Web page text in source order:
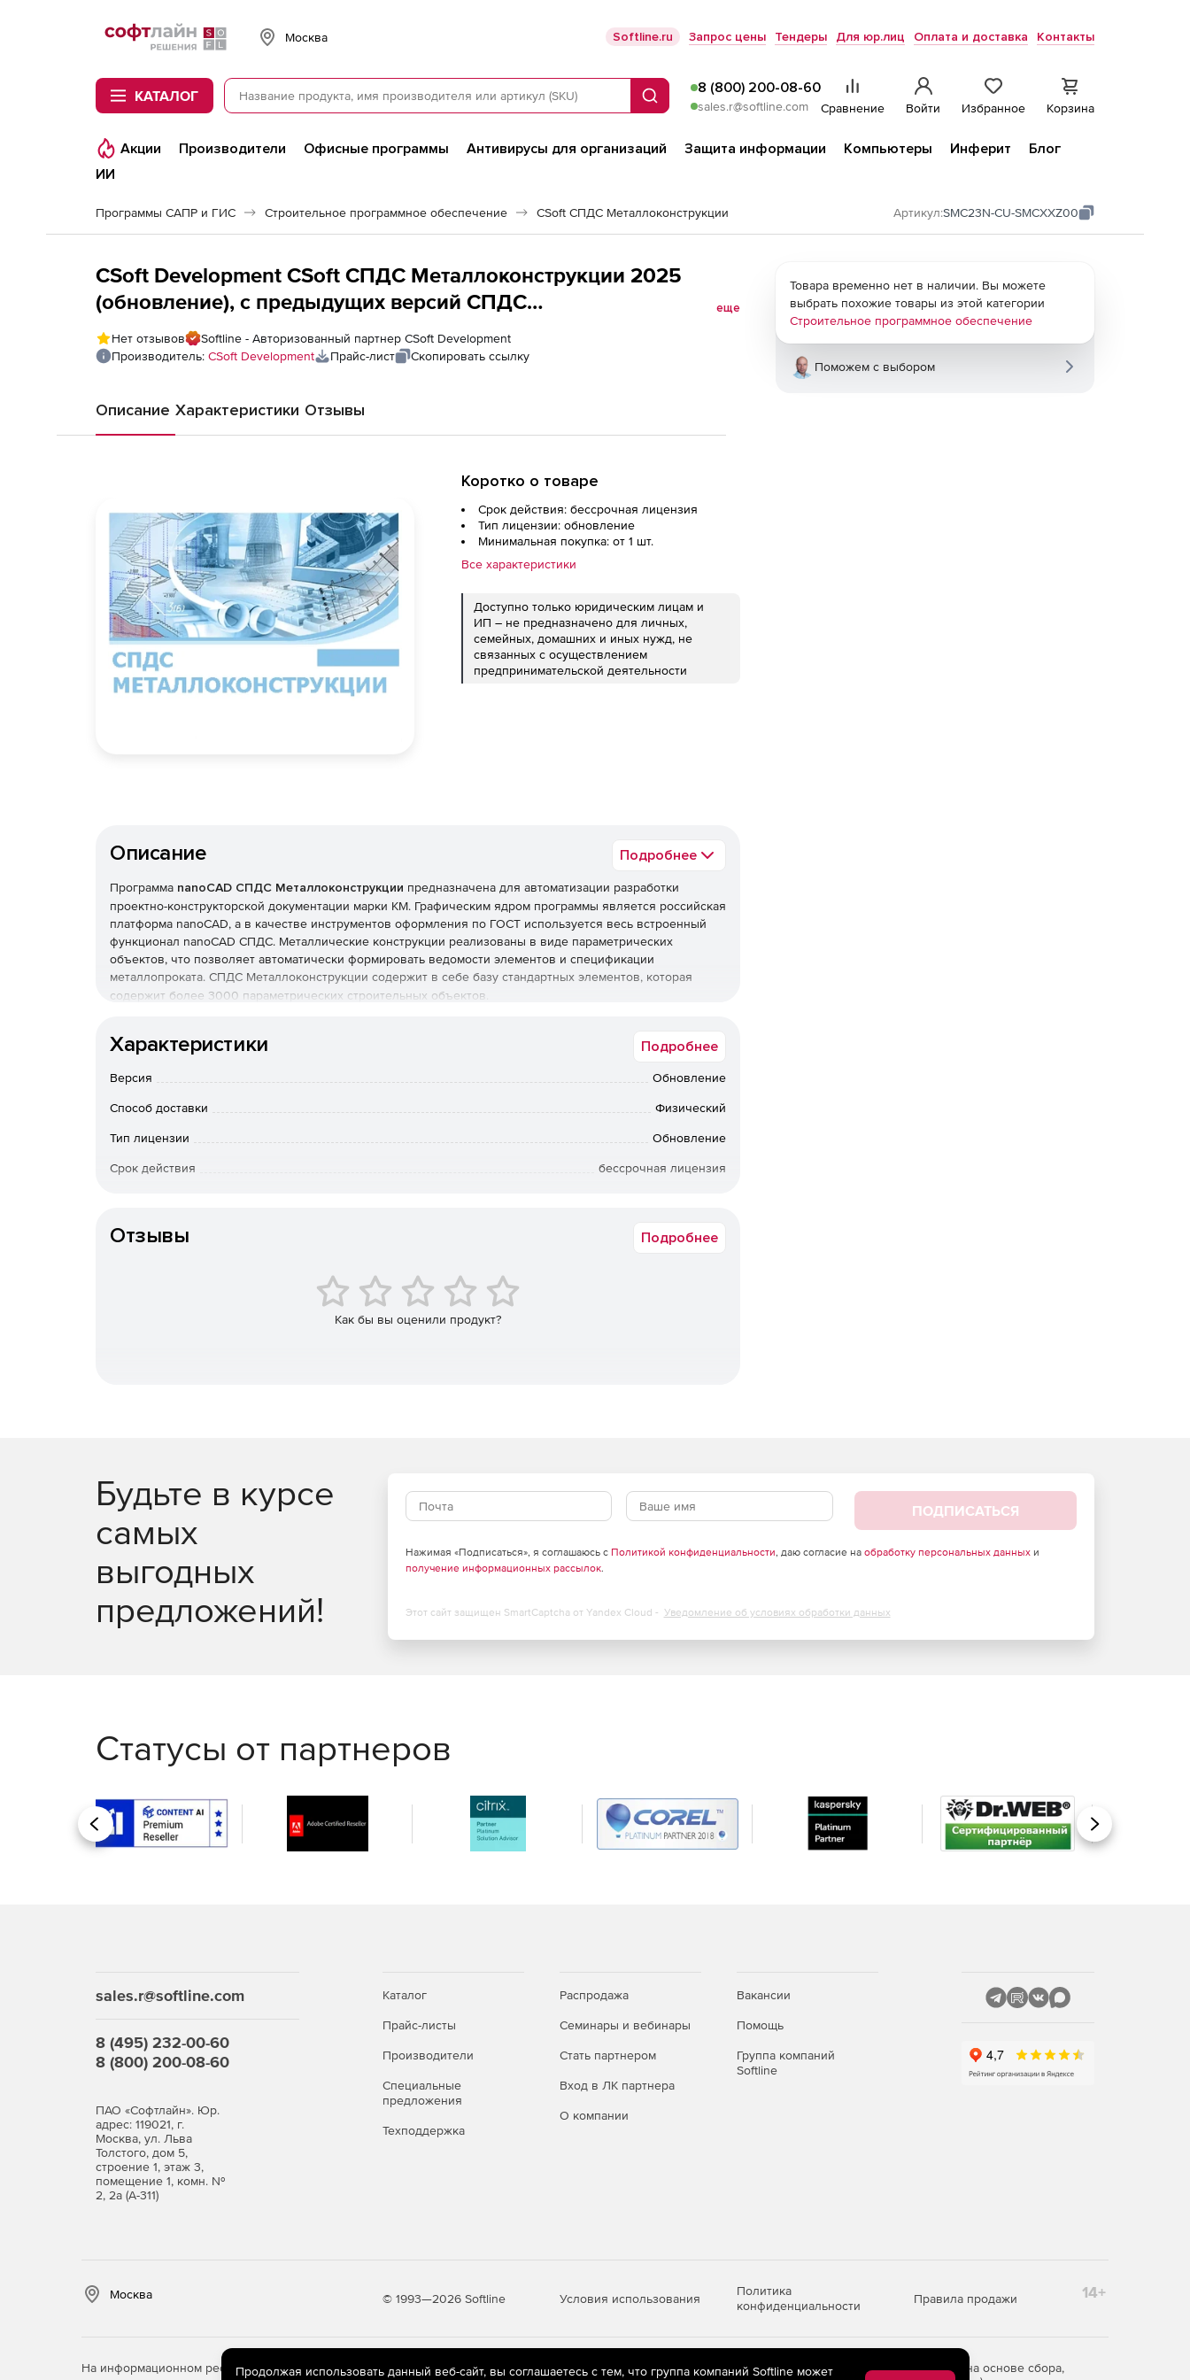
Softline
Москва Softline.ru Запрос цены Тендеры Для юр.лиц Оплата и доставка Контакты
КАТАЛОГ Поиск
8 (800) 200-08-60
sales.r@softline.com Сравнение Войти Избранное Корзина
Акции Производители Офисные программы Антивирусы для организаций Защита информации Компьютеры Инферит
Блог
ИИ
Программы САПР и ГИС Строительное программное обеспечение CSoft СПДС Металлоконструкции Артикул:SMC23N-CU-SMCXXZ00
CSoft Development CSoft СПДС Металлоконструкции 2025
(обновление), с предыдущих версий СПДС
Металлоконструкции, сетевая лицензия, серверная часть
еще
Нет отзывов
Softline - Авторизованный партнер CSoft Development
Производитель: CSoft Development Прайс-лист Скопировать ссылку
Описание Характеристики Отзывы
Коротко о товаре
Срок действия: бессрочная лицензия
Тип лицензии: обновление
Минимальная покупка: от 1 шт.
Все характеристики
Доступно только юридическим лицам и
ИП – не предназначено для личных,
семейных, домашних и иных нужд, не
связанных с осуществлением
предпринимательской деятельности
Описание Подробнее
Программа nanoCAD СПДС Металлоконструкции предназначена для автоматизации разработки
проектно-конструкторской документации марки КМ. Графическим ядром программы является российская
платформа nanoCAD, а в качестве инструментов оформления по ГОСТ используется весь встроенный
функционал nanoCAD СПДС. Металлические конструкции реализованы в виде параметрических
объектов, что позволяет автоматически формировать ведомости элементов и спецификации
металлопроката. СПДС Металлоконструкции содержит в себе базу стандартных элементов, которая
содержит более 3000 параметрических строительных объектов.
создание различных видов элементов и изделий, включенных в металлические конструкции;
автоматическое формирование ведомости элементов и спецификаций металлопроката.
Характеристики Подробнее
Версия Обновление
Способ доставки Физический
Тип лицензии Обновление
Срок действия бессрочная лицензия
Отзывы Подробнее
Как бы вы оценили продукт?
Товара временно нет в наличии. Вы можете
выбрать похожие товары из этой категории
Строительное программное обеспечение
Поможем с выбором
Будьте в курсе
самых
выгодных
предложений!
ПОДПИСАТЬСЯ
Нажимая «Подписаться», я соглашаюсь с Политикой конфиденциальности, даю согласие на обработку персональных данныхи
получение информационных рассылок.
Этот сайт защищен SmartCaptcha от Yandex Cloud - Уведомление об условиях обработки данных
Статусы от партнеров
Назад Вперед
sales.r@softline.com
8 (495) 232-00-60
8 (800) 200-08-60
ПАО «Софтлайн». Юр.
адрес: 119021, г.
Москва, ул. Льва
Толстого, дом 5,
строение 1, этаж 3,
помещение 1, комн. №
2, 2а (А-311)
Каталог
Прайс-листы
Производители
Специальные
предложения
Техподдержка
Распродажа
Семинары и вебинары
Стать партнером
Вход в ЛК партнера
О компании
Вакансии
Помощь
Группа компаний
Softline
Москва © 1993—2026 Softline Условия использования
Политика
конфиденциальности
Правила продажи 14+
На информационном ресурсе store.softline.ru применяютсярекомендательные технологии(информационные технологии предоставления информации на основе сбора,
Продолжая использовать данный веб-сайт, вы соглашаетесь с тем, что группа компаний Softline может